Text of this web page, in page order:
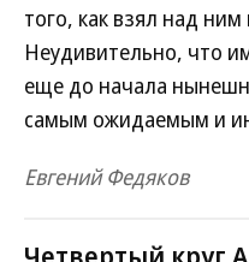
того, как взял над
Неудивительно, что
еще до начала
самым ожидаемым и
Евгений Федяков
Четвертый круг